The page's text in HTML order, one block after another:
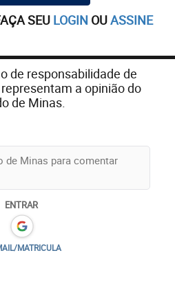
teria entrado
na sala de Zezé
do Conselho
a ação, Hellen acabou
Wagner Pires de Sá, que,
testemunhar o fato
SEU LOGIN OUASSINE
de responsabilidade de
a opinião do
de Minas.
ENTRAR
MATRICULA